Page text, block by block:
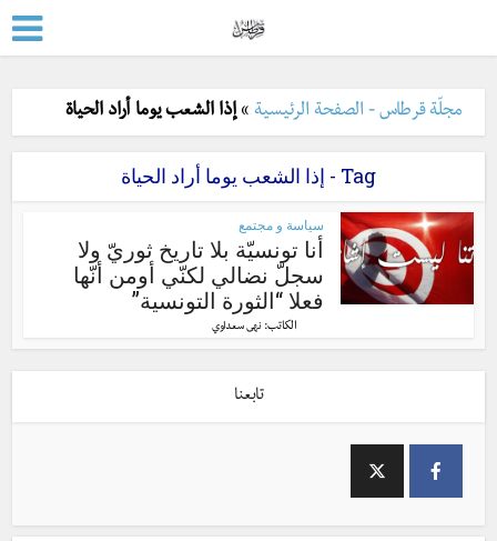
مجلّة قرطاس - الصفحة الرئيسية »إذا الشعب يوما أراد الحياة
Tag - إذا الشعب يوما أراد الحياة
سياسة و مجتمع
أنا تونسيّة بلا تاريخ ثوريّ ولا
سجلّ نضالي لكنّي أومن أنّها
فعلا “الثورة التونسية”
الكاتب:نهى سعداوي
تابعنا